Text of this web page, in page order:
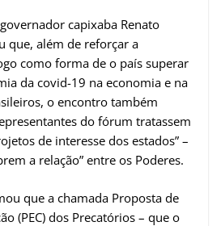
capixaba Renato
que, além de reforçar a
como forma de o país superar
da covid-19 na economia e na
o encontro também
do fórum tratassem
de interesse dos estados” –
a relação” entre os Poderes.
que a chamada Proposta de
(PEC) dos Precatórios – que o